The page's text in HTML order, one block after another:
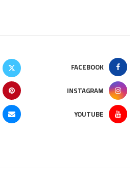
FACEBOOK
INSTAGRAM
YOUTUBE